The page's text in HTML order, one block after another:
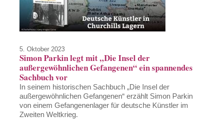
5. Oktober 2023
Simon Parkin legt mit „Die Insel der
außergewöhnlichen Gefangenen“ ein spannendes
Sachbuch vor
In seinem historischen Sachbuch „Die Insel der
außergewöhnlichen Gefangenen“ erzählt Simon Parkin
von einem Gefangenenlager für deutsche Künstler im
Zweiten Weltkrieg.